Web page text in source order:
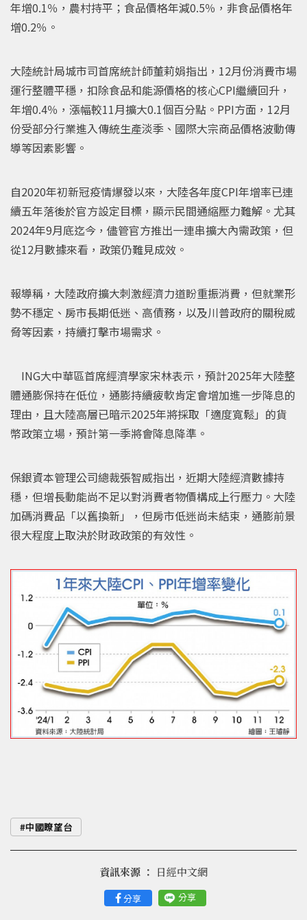
年增0.1％，農村持平；食品價格年減0.5％，非食品價格年
增0.2％。
大陸統計局城市司首席統計師董莉娟指出，12月份消費市場
運行整體平穩，扣除食品和能源價格的核心CPI繼續回升，
年增0.4％，漲幅較11月擴大0.1個百分點。PPI方面，12月
份受部分行業進入傳統生產淡季、國際大宗商品價格波動傳
導等因素影響。
自2020年初新冠疫情爆發以來，大陸各年度CPI年增率已連
續五年落後於官方設定目標，顯示民間通縮壓力難解。尤其
2024年9月底迄今，儘管官方推出一連串擴大內需政策，但
從12月數據來看，政策仍難見成效。
報導稱，大陸政府擴大刺激經濟力道盼重振消費，但就業形
勢不穩定、房市長期低迷、高債務，以及川普政府的關稅威
脅等因素，持續打擊市場需求。
ING大中華區首席經濟學家宋林表示，預計2025年大陸整
體通膨保持在低位，通膨持續疲軟肯定會增加進一步降息的
理由，且大陸高層已暗示2025年將採取「適度寬鬆」的貨
幣政策立場，預計第一季將會降息降準。
保銀資本管理公司總裁張智威指出，近期大陸經濟數據持
穩，但增長動能尚不足以對消費者物價構成上行壓力。大陸
加碼消費品「以舊換新」，但房市低迷尚未結束，通膨前景
很大程度上取決於財政政策的有效性。
中國瞭望台
分享 分享
資訊來源 ： 日經中文網